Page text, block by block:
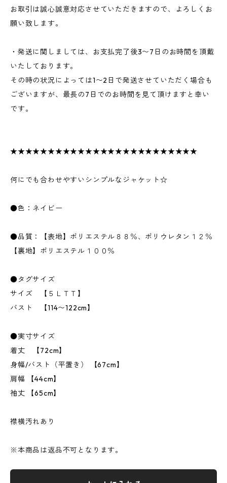
お取引は誠心誠意対応させていただきますので、よろしくお
願い致します。
・発送に関しましては、お支払完了後3〜7日のお時間を頂戴
いたしております。
その時の状況によっては1〜2日で発送させていただく場合も
ございますが、最長の7日でのお時間を見て頂けますと幸い
です。
★★★★★★★★★★★★★★★★★★★★★★★★★
何にでも合わせやすいシンプルなジャケット☆
●色：ネイビー
●品質：【表地】ポリエステル８８％、ポリウレタン１２％
【裏地】ポリエステル１００％
●タグサイズ
サイズ 【５ＬＴＴ】
バスト 【114〜122cm】
●実寸サイズ
着丈 【72cm】
身幅/バスト（平置き） 【67cm】
肩幅 【44cm】
袖丈 【65cm】
襟横汚れあり
※本商品は返品不可となります。